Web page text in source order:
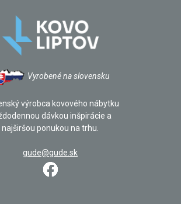
Vyrobené na slovensku
výrobca kovového nábytku
dávkou inšpirácie a
najširšou ponukou na trhu.
gude@gude.sk